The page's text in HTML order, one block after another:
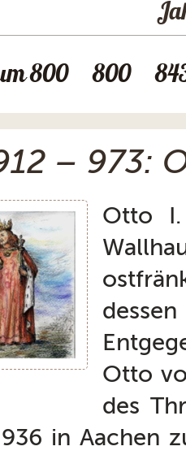
800 800
– 973:
Otto
Otto
des
in Aachen